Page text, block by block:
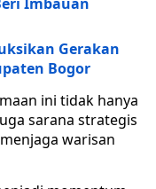
Gerakan
Bogor
ini tidak hanya
sarana strategis
warisan